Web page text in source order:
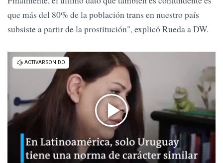
que más del 80% de la población trans en nuestro país
subsiste a partir de la prostitución", explicó Rueda a DW.